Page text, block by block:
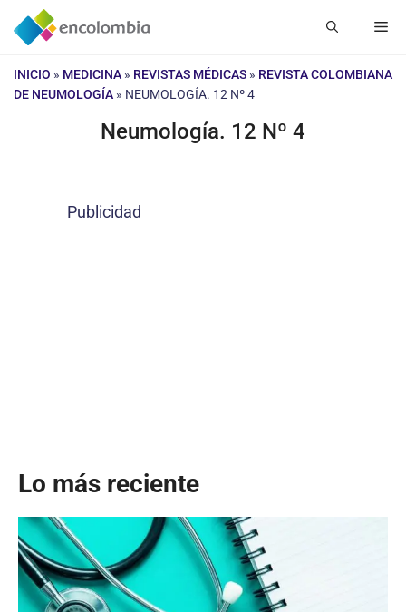
Saltar
INICIO » MEDICINA » REVISTAS MÉDICAS » REVISTA COLOMBIANA
DE NEUMOLOGÍA » NEUMOLOGÍA. 12 Nº 4
Neumología. 12 Nº 4
Publicidad
Lo más reciente